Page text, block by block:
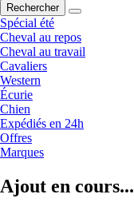
Rechercher
Spécial été
Cheval au repos
Cheval au travail
Cavaliers
Western
Écurie
Chien
Expédiés en 24h
Offres
Marques
Ajout en cours...